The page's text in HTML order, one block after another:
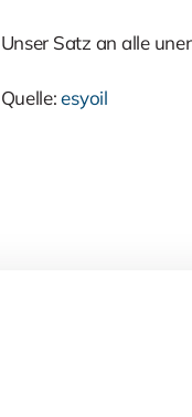
Unser Satz an alle
Quelle:esyoil